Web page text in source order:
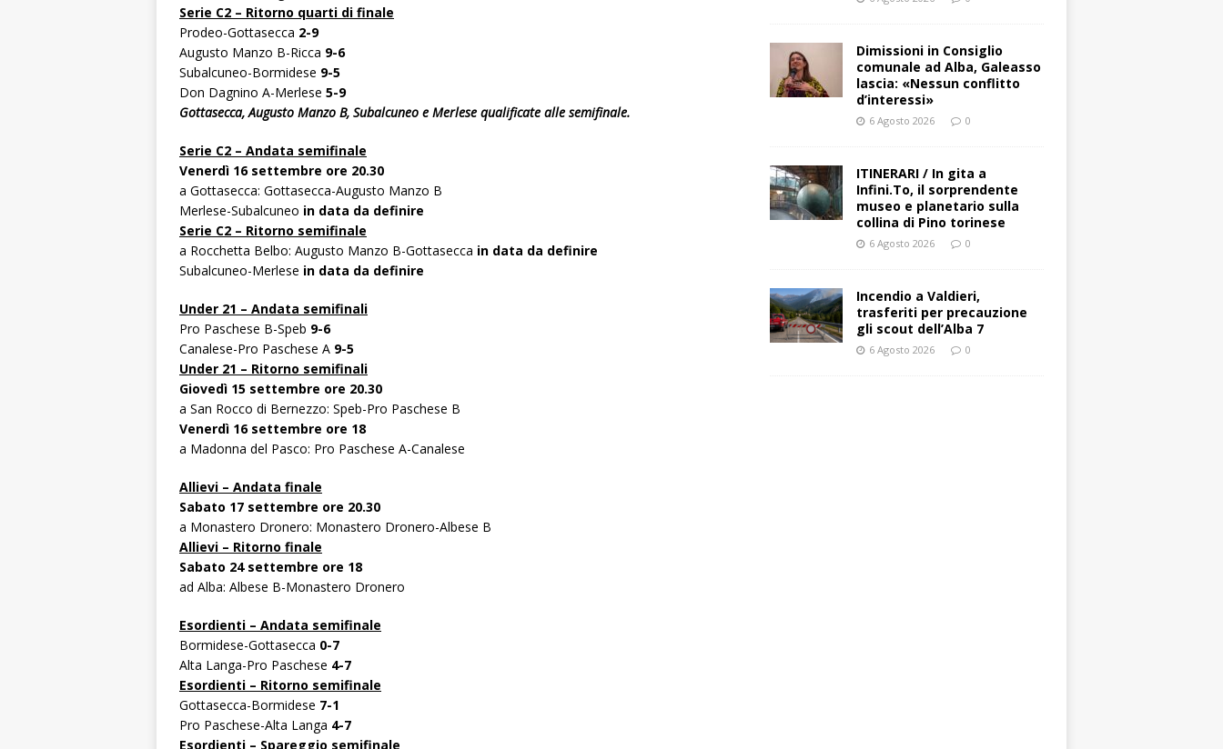
Serie C2 – Ritorno quarti di finale
Prodeo-Gottasecca 2-9
Augusto Manzo B-Ricca 9-6
Subalcuneo-Bormidese 9-5
Don Dagnino A-Merlese 5-9
Gottasecca, Augusto Manzo B, Subalcuneo e Merlese qualificate alle semifinale.
Serie C2 – Andata semifinale
Venerdì 16 settembre ore 20.30
a Gottasecca: Gottasecca-Augusto Manzo B
Merlese-Subalcuneo in data da definire
Serie C2 – Ritorno semifinale
a Rocchetta Belbo: Augusto Manzo B-Gottasecca in data da definire
Subalcuneo-Merlese in data da definire
Under 21 – Andata semifinali
Pro Paschese B-Speb 9-6
Canalese-Pro Paschese A 9-5
Under 21 – Ritorno semifinali
Giovedì 15 settembre ore 20.30
a San Rocco di Bernezzo: Speb-Pro Paschese B
Venerdì 16 settembre ore 18
a Madonna del Pasco: Pro Paschese A-Canalese
Allievi – Andata finale
Sabato 17 settembre ore 20.30
a Monastero Dronero: Monastero Dronero-Albese B
Allievi – Ritorno finale
Sabato 24 settembre ore 18
ad Alba: Albese B-Monastero Dronero
Esordienti – Andata semifinale
Bormidese-Gottasecca 0-7
Alta Langa-Pro Paschese 4-7
Esordienti – Ritorno semifinale
Gottasecca-Bormidese 7-1
Pro Paschese-Alta Langa 4-7
Esordienti – Spareggio semifinale
Dimissioni in Consiglio
comunale ad Alba, Galeasso
lascia: «Nessun conflitto
d’interessi»
6 Agosto 2026 0
ITINERARI / In gita a
Infini.To, il sorprendente
museo e planetario sulla
collina di Pino torinese
6 Agosto 2026 0
Incendio a Valdieri,
trasferiti per precauzione
gli scout dell’Alba 7
6 Agosto 2026 0